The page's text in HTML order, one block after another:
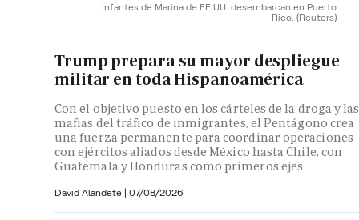
Infantes de Marina de EE.UU. desembarcan en Puerto
Rico. (Reuters)
Trump prepara su mayor despliegue
militar en toda Hispanoamérica
Con el objetivo puesto en los cárteles de la droga y las
mafias del tráfico de inmigrantes, el Pentágono crea
una fuerza permanente para coordinar operaciones
con ejércitos aliados desde México hasta Chile, con
Guatemala y Honduras como primeros ejes
David Alandete | 07/08/2026